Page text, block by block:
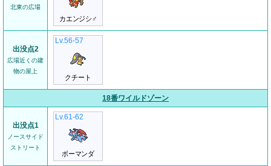
北東の広場
カエンジシ♂
出没点2
広場近くの建
物の屋上
Lv.56-57
クチート
18番ワイルドゾーン
出没点1
ノースサイド
ストリート
Lv.61-62
ボーマンダ